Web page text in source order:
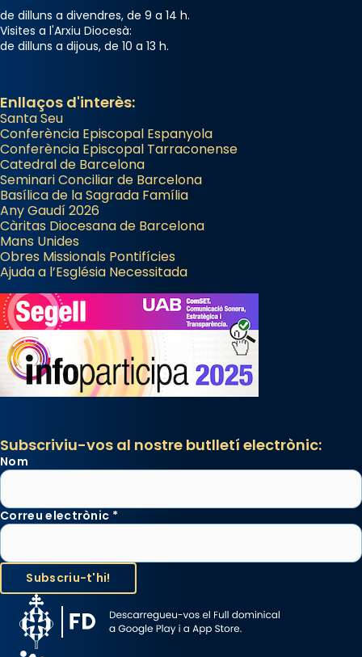
de dilluns a divendres, de 9 a 14 h.
Visites a l'Arxiu Diocesà:
de dilluns a dijous, de 10 a 13 h.
Enllaços d'interès:
Santa Seu
Conferència Episcopal Espanyola
Conferència Episcopal Tarraconense
Catedral de Barcelona
Seminari Conciliar de Barcelona
Basílica de la Sagrada Família
Any Gaudí 2026
Càritas Diocesana de Barcelona
Mans Unides
Obres Missionals Pontifícies
Ajuda a l’Església Necessitada
Subscriviu-vos al nostre butlletí electrònic:
Nom
Correu electrònic *